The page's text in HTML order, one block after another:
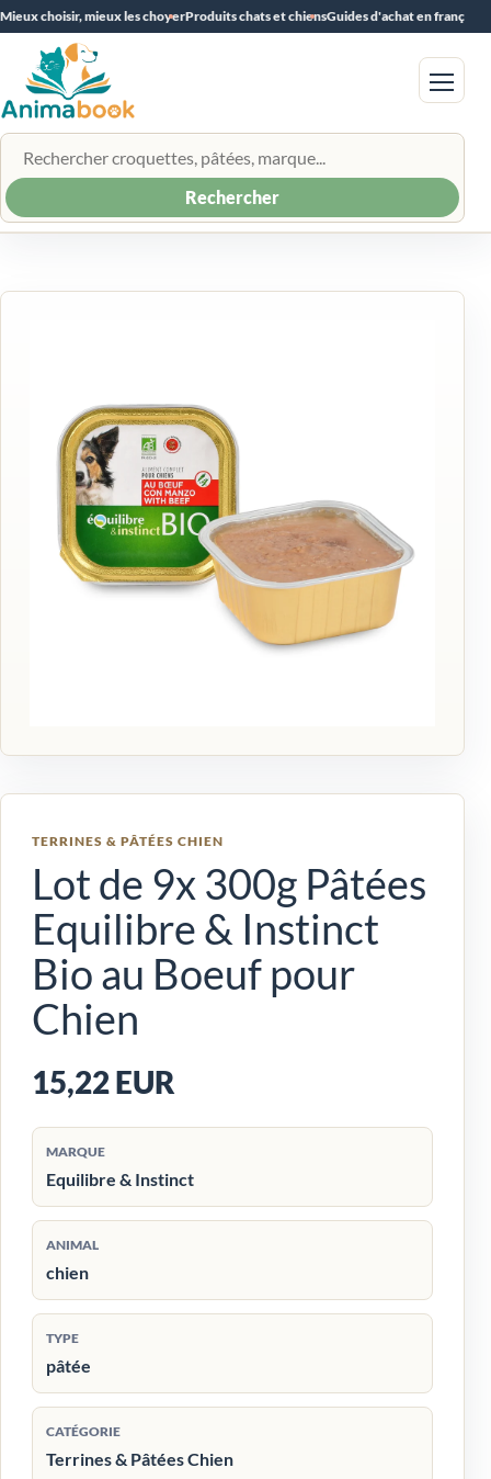
Mieux choisir, mieux les choyerProduits chats et chiensGuides d'achat en français
Rechercher un produit
Rechercher
Menu
TERRINES & PÂTÉES CHIEN
Lot de 9x 300g Pâtées
Equilibre & Instinct
Bio au Boeuf pour
Chien
15,22 EUR
MARQUE
Equilibre & Instinct
ANIMAL
chien
TYPE
pâtée
CATÉGORIE
Terrines & Pâtées Chien